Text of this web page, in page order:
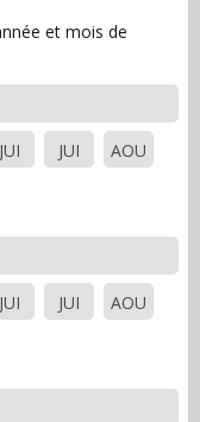
et mois de
JUI JUI
AOU
JUI JUI
AOU